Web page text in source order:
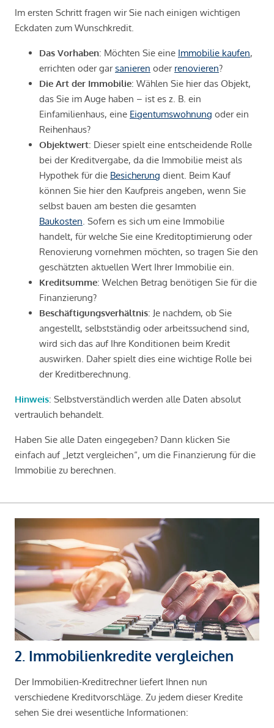
Im ersten Schritt fragen wir Sie nach einigen wichtigen
Eckdaten zum Wunschkredit.
Das Vorhaben: Möchten Sie eine Immobilie kaufen,
errichten oder garsanieren oder renovieren?
Die Art der Immobilie: Wählen Sie hier das Objekt,
das Sie im Auge haben – ist es z. B. ein
Einfamilienhaus, eine Eigentumswohnung oder ein
Reihenhaus?
Objektwert: Dieser spielt eine entscheidende Rolle
bei der Kreditvergabe, da die Immobilie meist als
Hypothek für die Besicherung dient. Beim Kauf
können Sie hier den Kaufpreis angeben, wenn Sie
selbst bauen am besten die gesamten
Baukosten . Sofern es sich um eine Immobilie
handelt, für welche Sie eine Kreditoptimierung oder
Renovierung vornehmen möchten, so tragen Sie den
geschätzten aktuellen Wert Ihrer Immobilie ein.
Kreditsumme: Welchen Betrag benötigen Sie für die
Finanzierung?
Beschäftigungsverhältnis: Je nachdem, ob Sie
angestellt, selbstständig oder arbeitssuchend sind,
wird sich das auf Ihre Konditionen beim Kredit
auswirken. Daher spielt dies eine wichtige Rolle bei
der Kreditberechnung.
Hinweis: Selbstverständlich werden alle Daten absolut
vertraulich behandelt.
Haben Sie alle Daten eingegeben? Dann klicken Sie
einfach auf „Jetzt vergleichen“, um die Finanzierung für die
Immobilie zu berechnen.
2. Immobilienkredite vergleichen
Der Immobilien-Kreditrechner liefert Ihnen nun
verschiedene Kreditvorschläge. Zu jedem dieser Kredite
sehen Sie drei wesentliche Informationen: